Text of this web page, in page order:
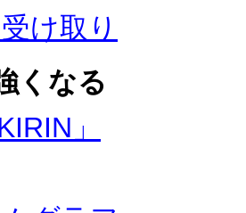
け取り
くなる
」